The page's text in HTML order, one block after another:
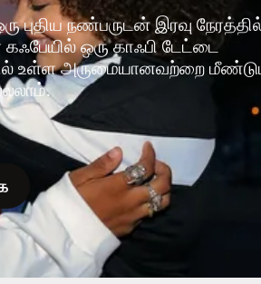
நண்பருடன் இரவு
ஒரு காஃபி டேட்டை
உள்ள அருமையானவற்றை